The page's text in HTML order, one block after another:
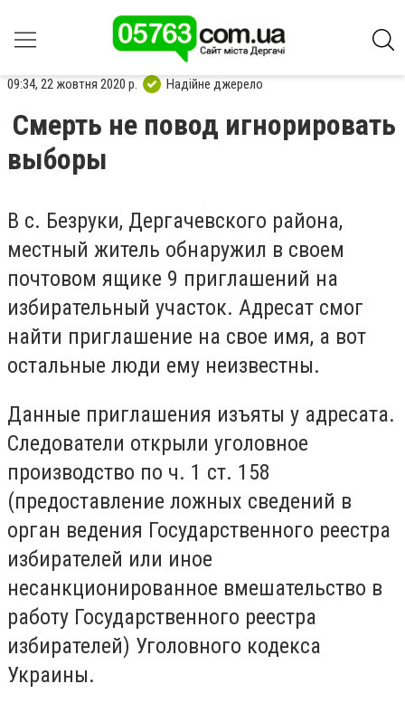
09:34, 22 жовтня 2020 р. Надійне джерело
Смерть не повод игнорировать
выборы
В с. Безруки, Дергачевского района,
местный житель обнаружил в своем
почтовом ящике 9 приглашений на
избирательный участок. Адресат смог
найти приглашение на свое имя, а вот
остальные люди ему неизвестны.
Данные приглашения изъяты у адресата.
Следователи открыли уголовное
производство по ч. 1 ст. 158
(предоставление ложных сведений в
орган ведения Государственного реестра
избирателей или иное
несанкционированное вмешательство в
работу Государственного реестра
избирателей) Уголовного кодекса
Украины.